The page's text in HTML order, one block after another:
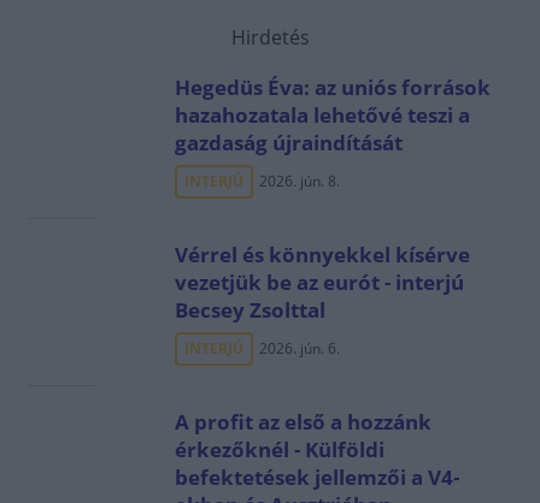
Hirdetés
Hegedüs Éva: az uniós források
hazahozatala lehetővé teszi a
gazdaság újraindítását
INTERJÚ 2026. jún. 8.
Vérrel és könnyekkel kísérve
vezetjük be az eurót - interjú
Becsey Zsolttal
INTERJÚ 2026. jún. 6.
A profit az első a hozzánk
érkezőknél - Külföldi
befektetések jellemzői a V4-